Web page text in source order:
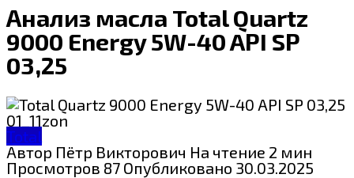
Анализ масла Total Quartz
9000 Energy 5W-40 API SP
03,25
Total
Автор Пётр Викторович На чтение 2 мин
Просмотров 87 Опубликовано 30.03.2025